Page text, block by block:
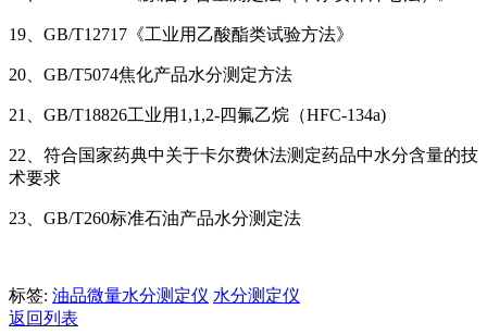
19、GB/T12717《工业用乙酸酯类试验方法》
20、GB/T5074焦化产品水分测定方法
21、GB/T18826工业用1,1,2-四氟乙烷（HFC-134a)
22、符合国家药典中关于卡尔费休法测定药品中水分含量的技
术要求
23、GB/T260标准石油产品水分测定法
标签: 油品微量水分测定仪 水分测定仪
返回列表